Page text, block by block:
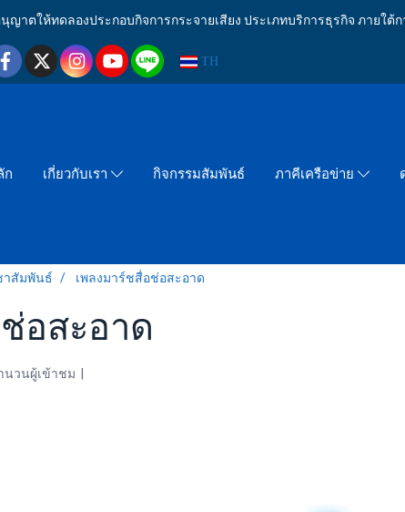
ญาตให้ทดลองประกอบกิจการกระจายเสียง ประเภทบริการธุรกิจ ภาย
TH
ก เกี่ยวกับเรา กิจกรรมสัมพันธ์ ภาคีเครือข่าย
าสัมพันธ์ เพลงมาร์ชสื่อช่อสะอาด
อสะอาด
นวนผู้เข้าชม